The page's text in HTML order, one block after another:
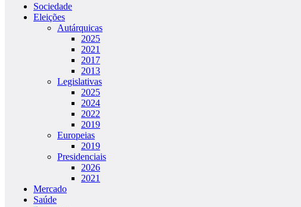
Sociedade
Eleições
Autárquicas
2025
2021
2017
2013
Legislativas
2025
2024
2022
2019
Europeias
2019
Presidenciais
2026
2021
Mercado
Saúde